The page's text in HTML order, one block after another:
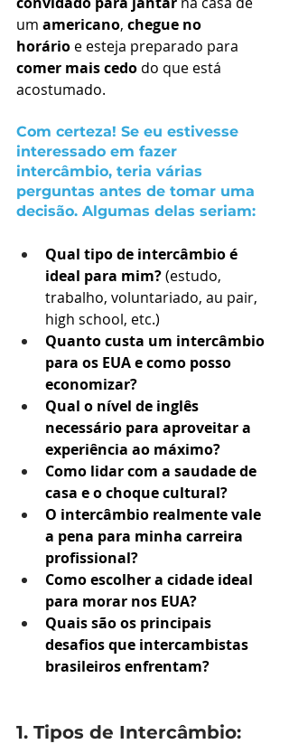
um americano, chegue no
horário e esteja preparado para
comer mais cedo do que está
acostumado.
Com certeza! Se eu estivesse
interessado em fazer
intercâmbio, teria várias
perguntas antes de tomar uma
decisão. Algumas delas seriam:
Qual tipo de intercâmbio é
ideal para mim? (estudo,
trabalho, voluntariado, au pair,
high school, etc.)
Quanto custa um intercâmbio
para os EUA e como posso
economizar?
Qual o nível de inglês
necessário para aproveitar a
experiência ao máximo?
Como lidar com a saudade de
casa e o choque cultural?
O intercâmbio realmente vale
a pena para minha carreira
profissional?
Como escolher a cidade ideal
para morar nos EUA?
Quais são os principais
desafios que intercambistas
brasileiros enfrentam?
1. Tipos de Intercâmbio: